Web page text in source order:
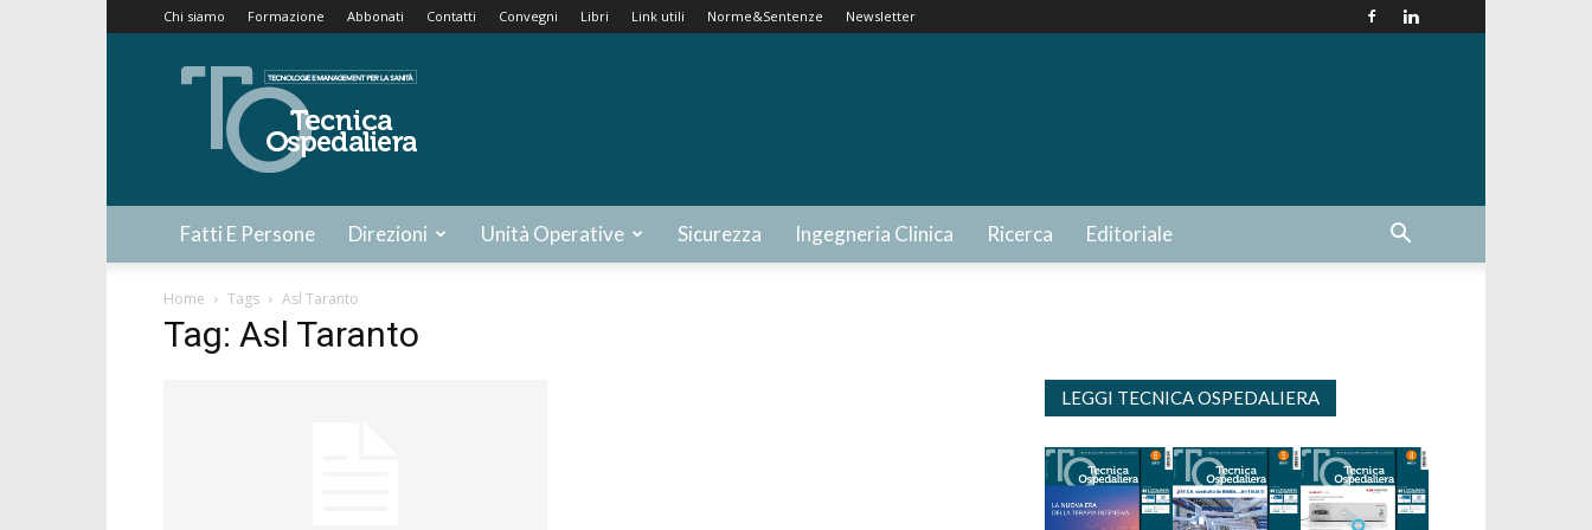
Chi siamo Formazione Abbonati Contatti Convegni Libri Link utili Norme&Sentenze Newsletter
Tecnica
Ospedaliera
Fatti E Persone Direzioni Unità Operative Sicurezza Ingegneria Clinica Ricerca Editoriale
Home Tags Asl Taranto
Tag: Asl Taranto
LEGGI TECNICA OSPEDALIERA